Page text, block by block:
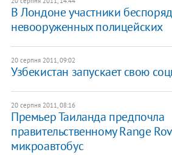
В Лондоне участники
невооруженных полицейских
20 серпня 2011, 09:02
Узбекистан запускает свою
20 серпня 2011, 08:16
Премьер Таиланда предпочла
правительственному Range
микроавтобус